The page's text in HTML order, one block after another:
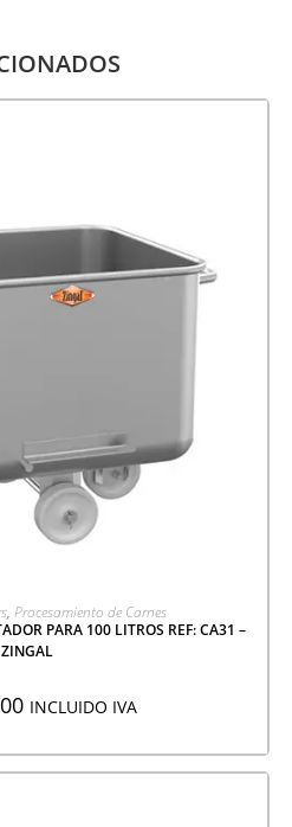
A COTIZACIÓN
, Procesamiento de Carnes
PARA 100 LITROS REF: CA31 –
ZINGAL
INCLUIDO IVA